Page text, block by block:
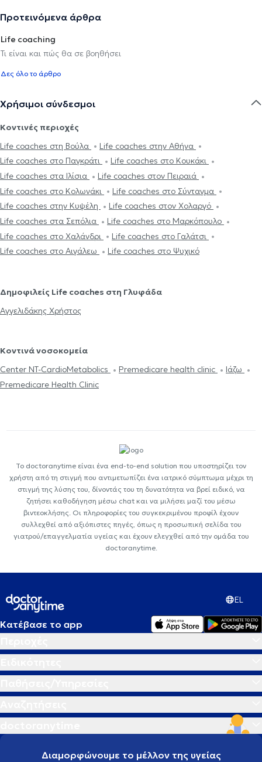
Προτεινόμενα άρθρα
Life coaching
Τι είναι και πώς θα σε βοηθήσει
Δες όλο το άρθρο
Χρήσιμοι σύνδεσμοι
Κοντινές περιοχές
Life coaches στη Βούλα
Life coaches στην Αθήνα
Life coaches στο Παγκράτι
Life coaches στο Κουκάκι
Life coaches στα Ιλίσια
Life coaches στον Πειραιά
Life coaches στο Κολωνάκι
Life coaches στο Σύνταγμα
Life coaches στην Κυψέλη
Life coaches στον Χολαργό
Life coaches στα Σεπόλια
Life coaches στο Μαρκόπουλο
Life coaches στο Χαλάνδρι
Life coaches στο Γαλάτσι
Life coaches στο Αιγάλεω
Life coaches στο Ψυχικό
Δημοφιλείς Life coaches στη Γλυφάδα
Αγγελιδάκης Χρήστος
Κοντινά νοσοκομεία
Center NT-CardioMetabolics
Premedicare health clinic
Ιάζω
Premedicare Health Clinic
Το doctoranytime είναι ένα end-to-end solution που υποστηρίζει τον
χρήστη από τη στιγμή που αντιμετωπίζει ένα ιατρικό σύμπτωμα μέχρι τη
στιγμή της λύσης του, δίνοντάς του τη δυνατότητα να βρεί ειδικό, να
ζητήσει καθοδήγηση μέσω chat και να μιλήσει μαζί του μέσω
βιντεοκλήσης. Οι πληροφορίες του συγκεκριμένου προφίλ έχουν
συλλεχθεί από αξιόπιστες πηγές, όπως η προσωπική σελίδα του
γιατρού/επαγγελματία υγείας και έχουν ελεγχθεί από την ομάδα του
doctoranytime.
EL
Κατέβασε το app
Διαμορφώνουμε το μέλλον της υγείας